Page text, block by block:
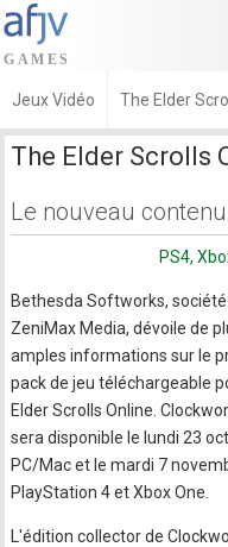
Jeux Vidéo The Elder
The Elder Scrolls
Le nouveau
PS4,
Bethesda Softworks,
ZeniMax Media, dévoile de
amples informations sur le
pack de jeu téléchargeable
Elder Scrolls Online.
sera disponible le lundi 23
PC/Mac et le mardi 7
PlayStation 4 et Xbox One.
L'édition collector de